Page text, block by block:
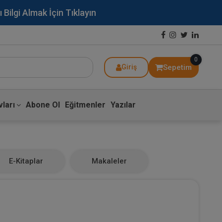
Almak İçin Tıklayın
Giriş Sepetim
0
Abone Ol Eğitmenler Yazılar
E-Kitaplar Makaleler